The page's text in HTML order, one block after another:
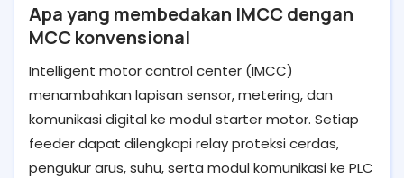
Apa yang membedakan IMCC dengan
MCC konvensional
Intelligent motor control center (IMCC)
menambahkan lapisan sensor, metering, dan
komunikasi digital ke modul starter motor. Setiap
feeder dapat dilengkapi relay proteksi cerdas,
pengukur arus, suhu, serta modul komunikasi ke PLC